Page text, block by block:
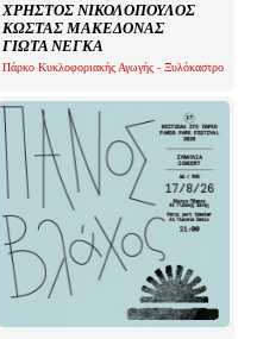
ΧΡΗΣΤΟΣ ΝΙΚΟΛΟΠΟΥΛΟΣ
ΚΩΣΤΑΣ ΜΑΚΕΔΟΝΑΣ
ΓΙΩΤΑ ΝΕΓΚΑ
Πάρκο Κυκλοφοριακής Αγωγής - Ξυλόκαστρο